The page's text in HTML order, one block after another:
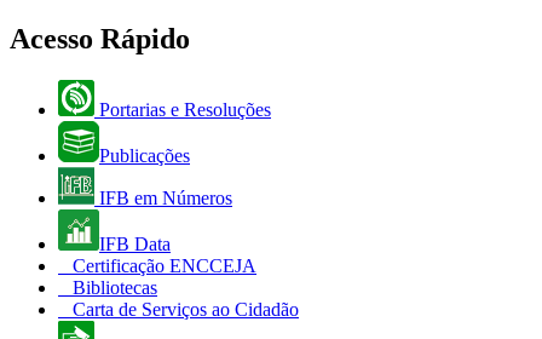
Acesso Rápido
Portarias e Resoluções
Publicações
IFB em Números
IFB Data
Certificação ENCCEJA
Bibliotecas
Carta de Serviços ao Cidadão